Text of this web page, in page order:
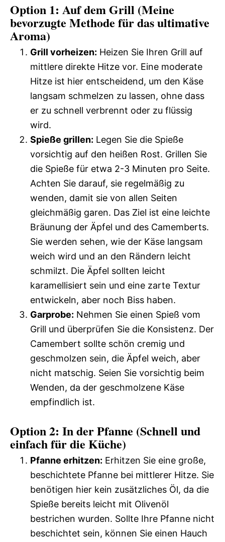
Option 1: Auf dem Grill (Meine
bevorzugte Methode für das ultimative
Aroma)
Grill vorheizen: Heizen Sie Ihren Grill auf
mittlere direkte Hitze vor. Eine moderate
Hitze ist hier entscheidend, um den Käse
langsam schmelzen zu lassen, ohne dass
er zu schnell verbrennt oder zu flüssig
wird.
Spieße grillen: Legen Sie die Spieße
vorsichtig auf den heißen Rost. Grillen Sie
die Spieße für etwa 2-3 Minuten pro Seite.
Achten Sie darauf, sie regelmäßig zu
wenden, damit sie von allen Seiten
gleichmäßig garen. Das Ziel ist eine leichte
Bräunung der Äpfel und des Camemberts.
Sie werden sehen, wie der Käse langsam
weich wird und an den Rändern leicht
schmilzt. Die Äpfel sollten leicht
karamellisiert sein und eine zarte Textur
entwickeln, aber noch Biss haben.
Garprobe: Nehmen Sie einen Spieß vom
Grill und überprüfen Sie die Konsistenz. Der
Camembert sollte schön cremig und
geschmolzen sein, die Äpfel weich, aber
nicht matschig. Seien Sie vorsichtig beim
Wenden, da der geschmolzene Käse
empfindlich ist.
Option 2: In der Pfanne (Schnell und
einfach für die Küche)
Pfanne erhitzen: Erhitzen Sie eine große,
beschichtete Pfanne bei mittlerer Hitze. Sie
benötigen hier kein zusätzliches Öl, da die
Spieße bereits leicht mit Olivenöl
bestrichen wurden. Sollte Ihre Pfanne nicht
beschichtet sein, können Sie einen Hauch